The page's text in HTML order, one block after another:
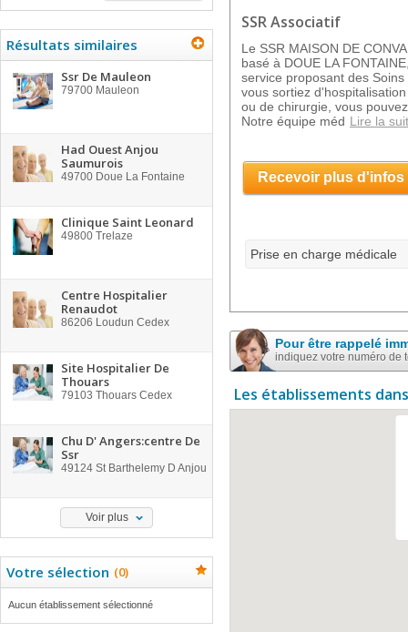
Résultats similaires
Ssr De Mauleon
79700 Mauleon
Had Ouest Anjou
Saumurois
49700 Doue La Fontaine
Clinique Saint Leonard
49800 Trelaze
Centre Hospitalier
Renaudot
86206 Loudun Cedex
Site Hospitalier De
Thouars
79103 Thouars Cedex
Chu D' Angers:centre De
Ssr
49124 St Barthelemy D Anjou
Voir plus
Votre sélection (0)
Aucun établissement sélectionné
SSR Associatif
Le SSR MAISON DE
basé à DOUE LA
service proposant des
vous sortiez
ou de chirurgie, vous
Notre équipe méd Lire la
Recevoir plus d'infos
Prise en charge médicale
Pour être rappelé
indiquez votre numéro de
Les établissements